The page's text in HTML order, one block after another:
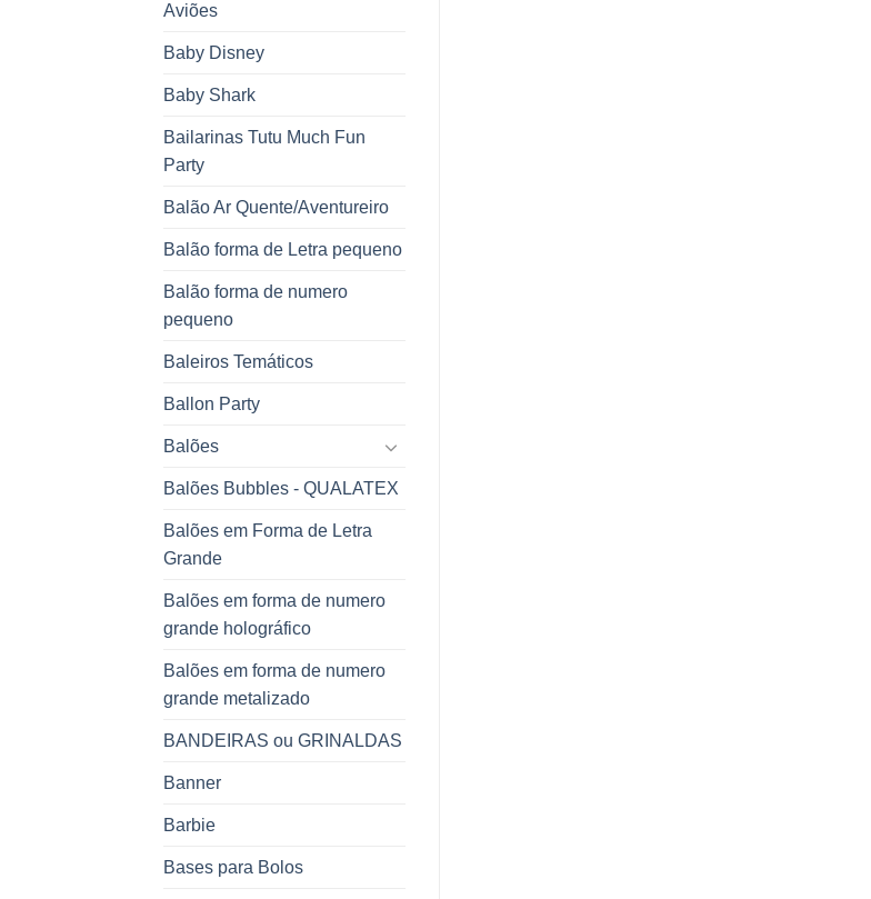
Aviões
Baby Disney
Baby Shark
Bailarinas Tutu Much Fun
Party
Balão Ar Quente/Aventureiro
Balão forma de Letra pequeno
Balão forma de numero
pequeno
Baleiros Temáticos
Ballon Party
Balões
Balões Bubbles - QUALATEX
Balões em Forma de Letra
Grande
Balões em forma de numero
grande holográfico
Balões em forma de numero
grande metalizado
BANDEIRAS ou GRINALDAS
Banner
Barbie
Bases para Bolos